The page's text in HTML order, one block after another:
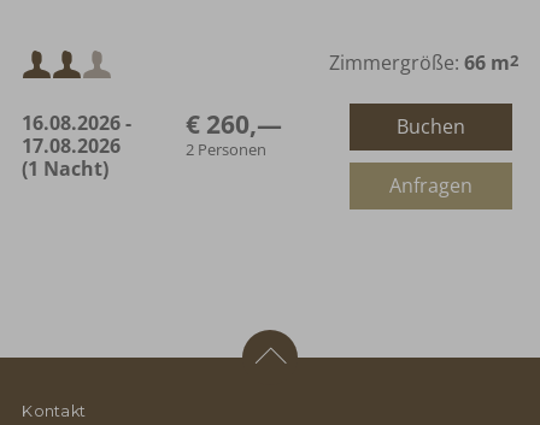
Mindestbelegung:
Maximalbelegung:
Zimmergröße: 66 m2
16.08.2026 -
17.08.2026
(1 Nacht)
€ 260,—
2 Personen
Buchen
Anfragen
Kontakt